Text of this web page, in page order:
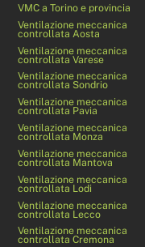
VMC a Torino e provincia
Ventilazione meccanica
controllata Aosta
Ventilazione meccanica
controllata Varese
Ventilazione meccanica
controllata Sondrio
Ventilazione meccanica
controllata Pavia
Ventilazione meccanica
controllata Monza
Ventilazione meccanica
controllata Mantova
Ventilazione meccanica
controllata Lodi
Ventilazione meccanica
controllata Lecco
Ventilazione meccanica
controllata Cremona